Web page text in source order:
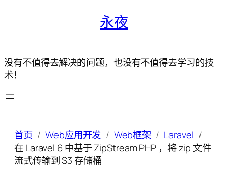
永夜
没有不值得去解决的问题，也没有不值得去学习的技
术！
首页 Web应用开发 Web框架
Laravel
在 Laravel 6 中基于 ZipStream PHP ，将 zip 文件
流式传输到 S3 存储桶